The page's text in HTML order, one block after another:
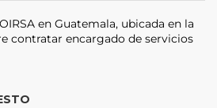
en Guatemala, ubicada en la
contratar encargado de servicios